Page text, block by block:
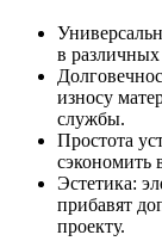
в
износу
службы.
Простота
сэкономить
Эстетика:
прибавят
проекту.